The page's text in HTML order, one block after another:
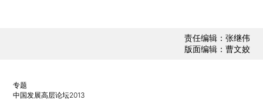
责任编辑：张继伟
版面编辑：曹文姣
专题
中国发展高层论坛2013